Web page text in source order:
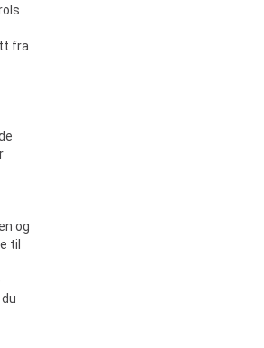
fra
og
til